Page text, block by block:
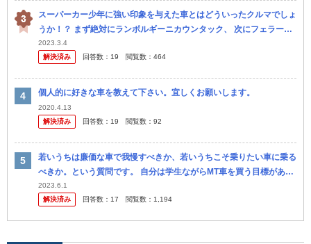
スーパーカー少年に強い印象を与えた車とはどういったクルマでしょ
うか！？ まず絶対にランボルギーニカウンタック、 次にフェラーリ
のBBやテスタロッサ、 そしてポルシェターボ、９２８や９１４、 マ
セ
2023.3.4
解決済み
回答数： 19 閲覧数： 464
個人的に好きな車を教えて下さい。宜しくお願いします。
2020.4.13
解決済み
回答数： 19 閲覧数： 92
若いうちは廉価な車で我慢すべきか、若いうちこそ乗りたい車に乗る
べきか。という質問です。 自分は学生ながらMT車を買う目標がある
のですが、理想と現実のギャップでどんな車を買うか悩んでおりま
す。 ...
2023.6.1
解決済み
回答数： 17 閲覧数： 1,194